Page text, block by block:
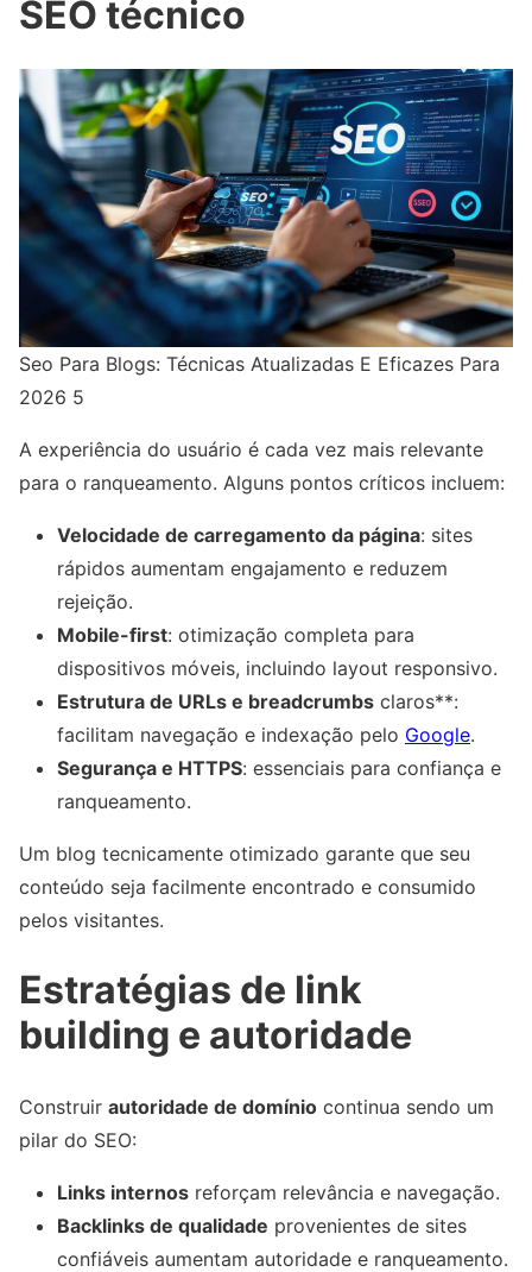
SEO técnico
Seo Para Blogs: Técnicas Atualizadas E Eficazes Para
2026 5
A experiência do usuário é cada vez mais relevante
para o ranqueamento. Alguns pontos críticos incluem:
Velocidade de carregamento da página: sites
rápidos aumentam engajamento e reduzem
rejeição.
Mobile-first: otimização completa para
dispositivos móveis, incluindo layout responsivo.
Estrutura de URLs e breadcrumbs claros**:
facilitam navegação e indexação pelo Google.
Segurança e HTTPS: essenciais para confiança e
ranqueamento.
Um blog tecnicamente otimizado garante que seu
conteúdo seja facilmente encontrado e consumido
pelos visitantes.
Estratégias de link
building e autoridade
Construir autoridade de domínio continua sendo um
pilar do SEO:
Links internos reforçam relevância e navegação.
Backlinks de qualidade provenientes de sites
confiáveis aumentam autoridade e ranqueamento.